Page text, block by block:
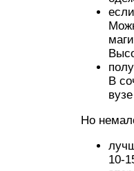
В
Но
10-